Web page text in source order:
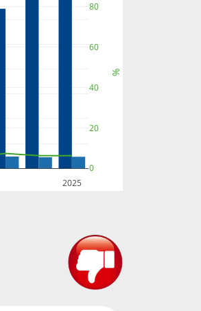
2025
0
20
40
60
80
%